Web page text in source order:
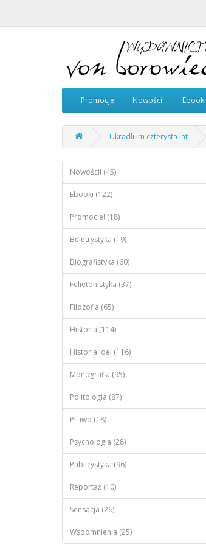
Promocje Nowości! Ebooki
Ukradli im czterysta lat
Nowości! (45)
Ebooki (122)
Promocje! (18)
Beletrystyka (19)
Biografistyka (60)
Felietonistyka (37)
Filozofia (65)
Historia (114)
Historia idei (116)
Monografia (95)
Politologia (87)
Prawo (18)
Psychologia (28)
Publicystyka (96)
Reportaż (10)
Sensacja (26)
Wspomnienia (25)